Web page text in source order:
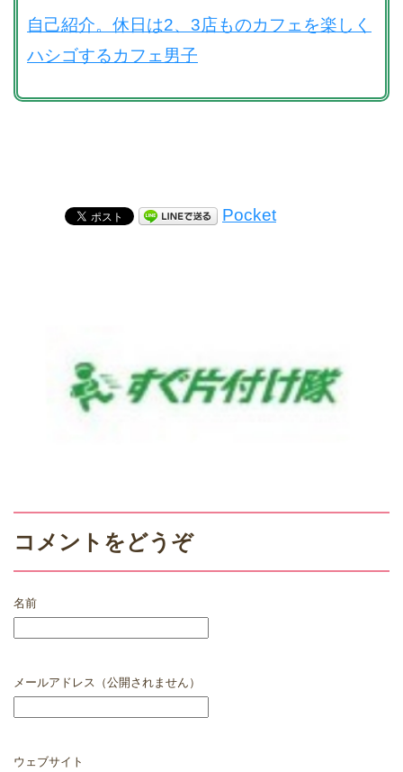
自己紹介。休日は2、3店ものカフェを楽しく
ハシゴするカフェ男子
Pocket
コメントをどうぞ
名前
メールアドレス（公開されません）
ウェブサイト